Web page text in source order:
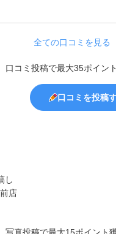
全ての口コミを見る
口コミ投稿で最大35ポイン
口コミを投稿